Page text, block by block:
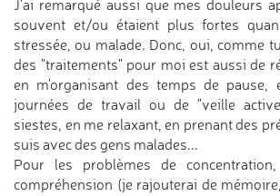
J'ai remarqué aussi que mes douleurs
souvent et/ou étaient plus fortes
stressée, ou malade. Donc, oui, comme
des "traitements" pour moi est aussi de
en m'organisant des temps de pause,
journées de travail ou de "veille
siestes, en me relaxant, en prenant des
suis avec des gens malades...
Pour les problèmes de
compréhension (je rajouterai de